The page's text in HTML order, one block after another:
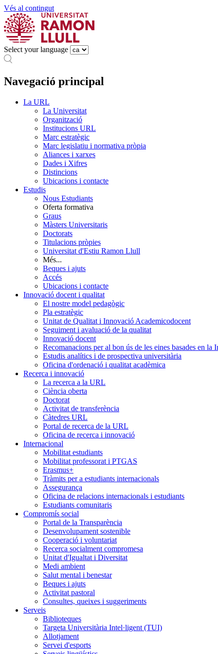
Vés al contingut
Select your language
Navegació principal
La URL
La Universitat
Organització
Institucions URL
Marc estratègic
Marc legislatiu i normativa pròpia
Aliances i xarxes
Dades i Xifres
Distincions
Ubicacions i contacte
Estudis
Nous Estudiants
Oferta formativa
Graus
Màsters Universitaris
Doctorats
Titulacions pròpies
Universitat d'Estiu Ramon Llull
Més...
Beques i ajuts
Accés
Ubicacions i contacte
Innovació docent i qualitat
El nostre model pedagògic
Pla estratègic
Unitat de Qualitat i Innovació Academicodocent
Seguiment i avaluació de la qualitat
Innovació docent
Recomanacions per al bon ús de les eines basades en
Estudis analítics i de prospectiva universitària
Oficina d'ordenació i qualitat acadèmica
Recerca i innovació
La recerca a la URL
Ciència oberta
Doctorat
Activitat de transferència
Càtedres URL
Portal de recerca de la URL
Oficina de recerca i innovació
Internacional
Mobilitat estudiants
Mobilitat professorat i PTGAS
Erasmus+
Tràmits per a estudiants internacionals
Assegurança
Oficina de relacions internacionals i estudiants
Estudiants comunitaris
Compromís social
Portal de la Transparència
Desenvolupament sostenible
Cooperació i voluntariat
Recerca socialment compromesa
Unitat d'Igualtat i Diversitat
Medi ambient
Salut mental i benestar
Beques i ajuts
Activitat pastoral
Consultes, queixes i suggeriments
Serveis
Biblioteques
Targeta Universitària Intel·ligent (TUI)
Allotjament
Servei d'esports